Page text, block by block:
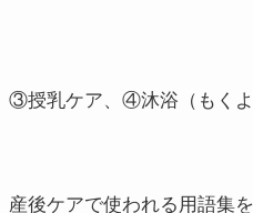
授乳ケア、④沐浴（もくよ
後ケアで使われる用語集